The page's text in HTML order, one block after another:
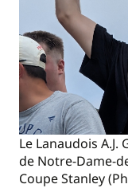
Le Lanaudois
de Notre-Dame-
Coupe Stanley